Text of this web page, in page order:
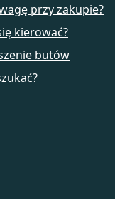
przy zakupie?
kierować?
butów